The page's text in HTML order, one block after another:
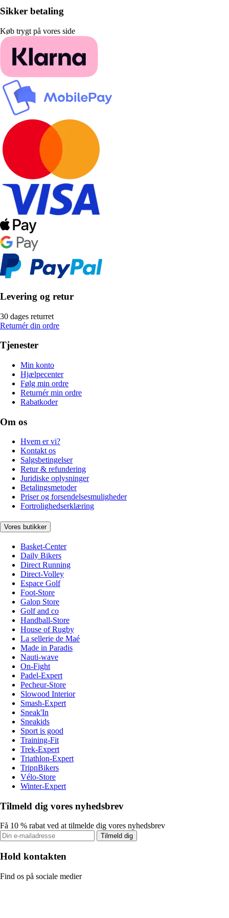
Sikker betaling
Køb trygt på vores side
Levering og retur
30 dages returret
Returnér din ordre
Tjenester
Min konto
Hjælpecenter
Følg min ordre
Returnér min ordre
Rabatkoder
Om os
Hvem er vi?
Kontakt os
Salgsbetingelser
Retur & refundering
Juridiske oplysninger
Betalingsmetoder
Priser og forsendelsesmuligheder
Fortrolighedserklæring
Vores butikker
Basket-Center
Daily Bikers
Direct Running
Direct-Volley
Espace Golf
Foot-Store
Galop Store
Golf and co
Handball-Store
House of Rugby
La sellerie de Maé
Made in Paradis
Nauti-wave
On-Fight
Padel-Expert
Pecheur-Store
Slowood Interior
Smash-Expert
Sneak'In
Sneakids
Sport is good
Training-Fit
Trek-Expert
Triathlon-Expert
TripnBikers
Vélo-Store
Winter-Expert
Tilmeld dig vores nyhedsbrev
Få 10 % rabat ved at tilmelde dig vores nyhedsbrev
Tilmeld dig
Hold kontakten
Find os på sociale medier